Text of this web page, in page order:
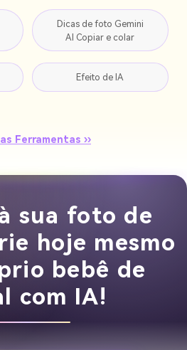
Dicas de foto Gemini
AI Copiar e colar
Efeito de IA
Ferramentas ››
sua foto de
hoje mesmo
bebê de
com IA!